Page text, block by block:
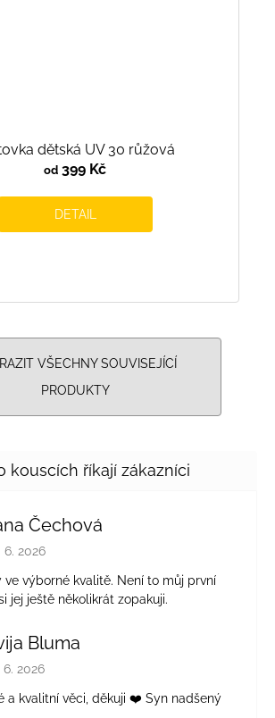
dětská UV 30 růžová
od 399 Kč
DETAIL
VŠECHNY SOUVISEJÍCÍ
PRODUKTY
Čechová
obchodu je 5 z 5 hvězdiček.
6. 2026
ve výborné kvalitě. Není to můj první
jej ještě několikrát zopakuji.
Bluma
obchodu je 5 z 5 hvězdiček.
6. 2026
a kvalitní věci, děkuji ❤️ Syn nadšený